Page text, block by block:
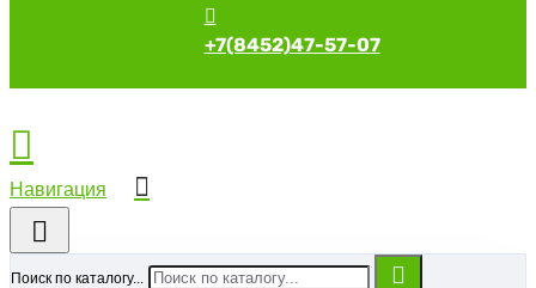
+7(8452)47-57-07
Поиск по каталогу...